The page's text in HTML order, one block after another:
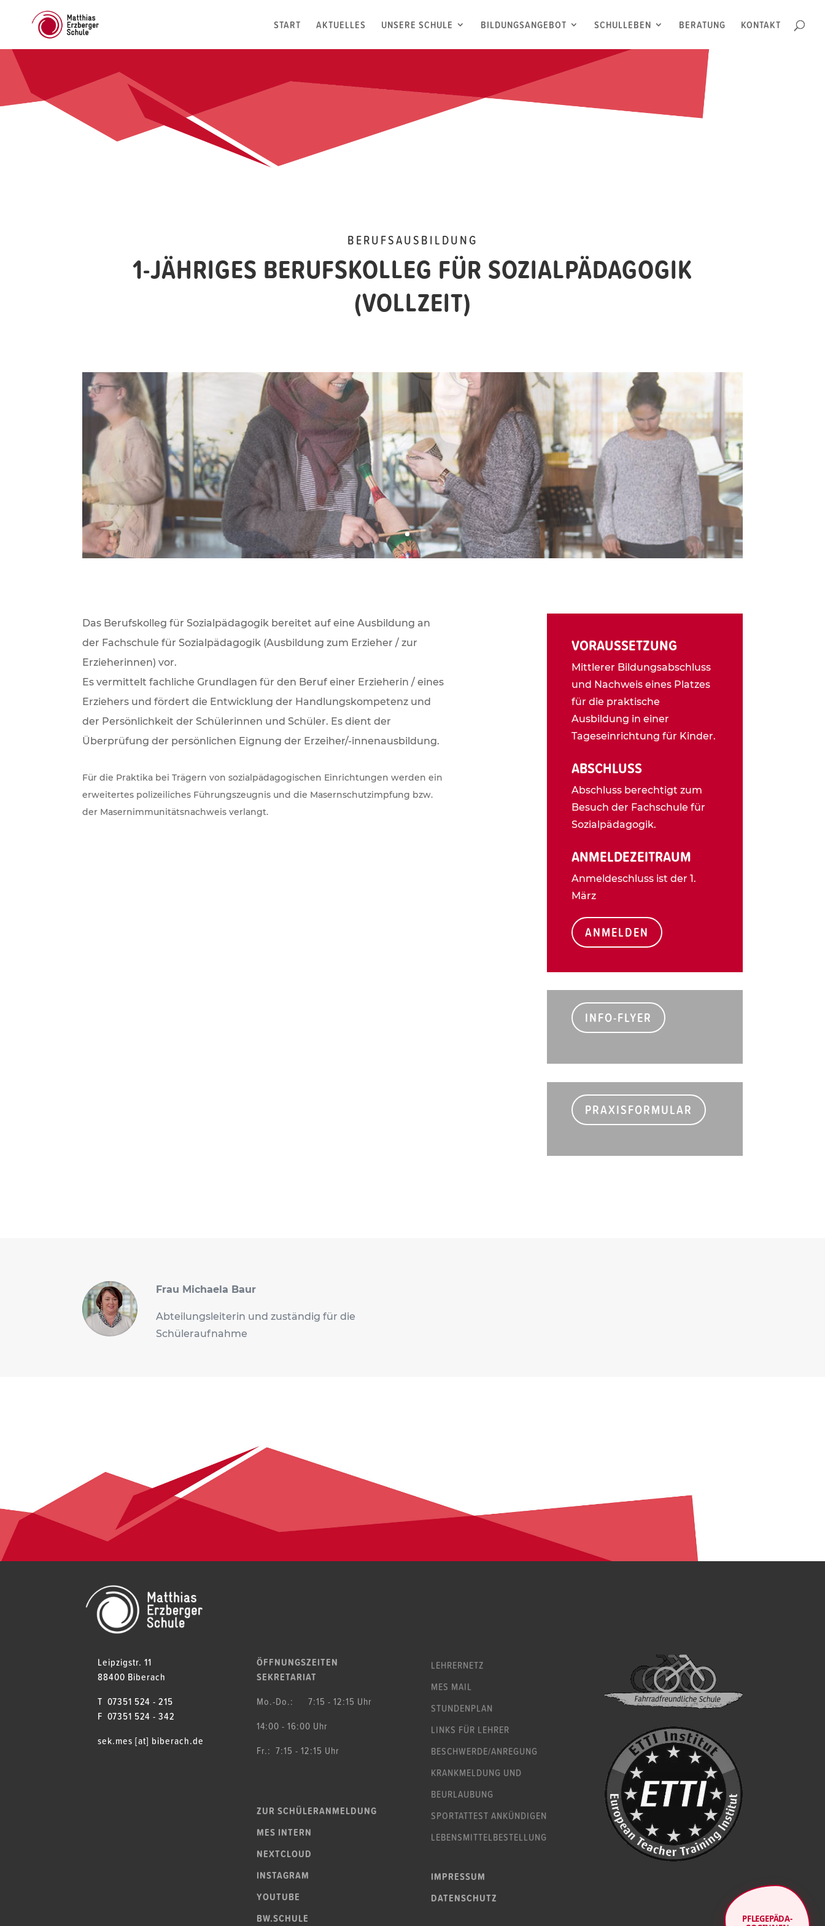
START AKTUELLES UNSERE SCHULE BILDUNGSANGEBOT SCHULLEBEN BERATUNG KONTAKT
BERUFSAUSBILDUNG
1-JÄHRIGES BERUFSKOLLEG FÜR SOZIALPÄDAGOGIK
(VOLLZEIT)
Das Berufskolleg für Sozialpädagogik bereitet auf eine Ausbildung an
der Fachschule für Sozialpädagogik (Ausbildung zum Erzieher / zur
Erzieherinnen) vor.
Es vermittelt fachliche Grundlagen für den Beruf einer Erzieherin / eines
Erziehers und fördert die Entwicklung der Handlungskompetenz und
der Persönlichkeit der Schülerinnen und Schüler. Es dient der
Überprüfung der persönlichen Eignung der Erzeiher/-innenausbildung.
Für die Praktika bei Trägern von sozialpädagogischen Einrichtungen werden ein
erweitertes polizeiliches Führungszeugnis und die Masernschutzimpfung bzw.
der Masernimmunitätsnachweis verlangt.
VORAUSSETZUNG
Mittlerer Bildungsabschluss
und Nachweis eines Platzes
für die praktische
Ausbildung in einer
Tageseinrichtung für Kinder.
ABSCHLUSS
Abschluss berechtigt zum
Besuch der Fachschule für
Sozialpädagogik.
ANMELDEZEITRAUM
Anmeldeschluss ist der 1.
März
ANMELDEN
INFO-FLYER
PRAXISFORMULAR
Frau Michaela Baur
Abteilungsleiterin und zuständig für die
Schüleraufnahme
Leipzigstr. 11
88400 Biberach
T 07351 524 - 215
F 07351 524 - 342
sek.mes [at] biberach.de
ÖFFNUNGSZEITEN
SEKRETARIAT
Mo.-Do.: 7:15 - 12:15 Uhr
14:00 - 16:00 Uhr
Fr.: 7:15 - 12:15 Uhr
ZUR SCHÜLERANMELDUNG
MES INTERN
NEXTCLOUD
INSTAGRAM
YOUTUBE
BW.SCHULE
LEHRERNETZ
MES MAIL
STUNDENPLAN
LINKS FÜR LEHRER
BESCHWERDE/ANREGUNG
KRANKMELDUNG UND
BEURLAUBUNG
SPORTATTEST ANKÜNDIGEN
LEBENSMITTELBESTELLUNG
IMPRESSUM
DATENSCHUTZ
PFLE­GE­PÄ­DA­